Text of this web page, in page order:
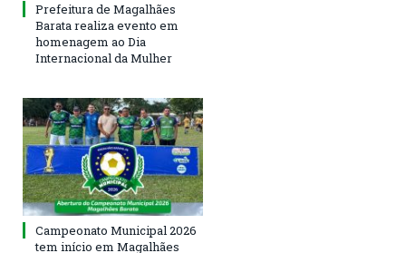
Prefeitura de Magalhães
Barata realiza evento em
homenagem ao Dia
Internacional da Mulher
Campeonato Municipal 2026
tem início em Magalhães